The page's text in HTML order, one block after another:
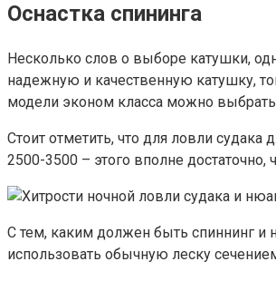
Оснастка спининга
Несколько слов о выборе катушки,
надежную и качественную катушку,
модели эконом класса можно выбрать
Стоит отметить, что для ловли
2500-3500 – этого вполне
С тем, каким должен быть спиннинг и
использовать обычную леску